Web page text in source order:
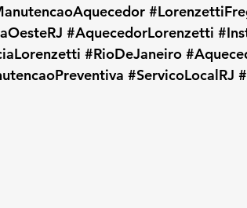
#AquecedorLorenzetti
#RioDeJaneiro
#ServicoLocalRJ